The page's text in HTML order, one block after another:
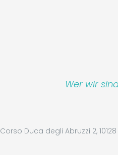
Wer wir
Corso Duca degli Abruzzi 2,